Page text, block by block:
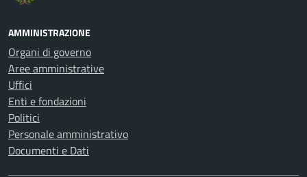
AMMINISTRAZIONE
Organi di governo
Aree amministrative
Uffici
Enti e fondazioni
Politici
Personale amministrativo
Documenti e Dati